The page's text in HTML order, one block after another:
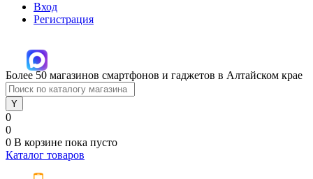
Вход
Регистрация
Более 50 магазинов смартфонов и гаджетов в Алтайском крае
0
0
0 В корзине пока пусто
Каталог товаров